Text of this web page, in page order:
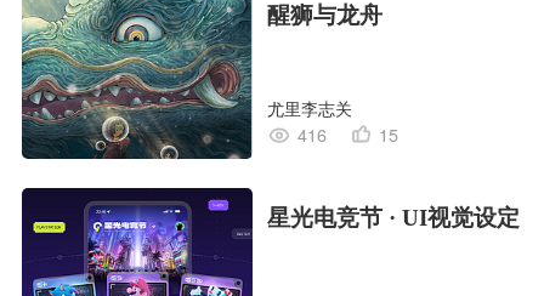
醒狮与龙舟
尤里李志关
416
15
星光电竞节 · UI视觉设定